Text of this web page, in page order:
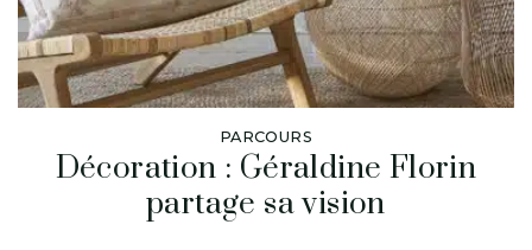
PARCOURS
Décoration : Géraldine Florin
partage sa vision